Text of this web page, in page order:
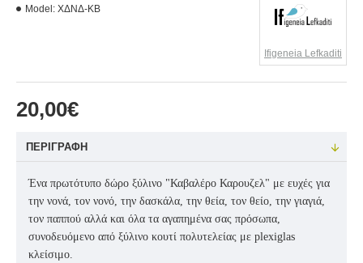
20,00€
Model: ΧΔΝΔ-ΚΒ
Ifigeneia Lefkaditi
ΠΕΡΙΓΡΑΦΉ
Ένα πρωτότυπο δώρο ξύλινο "Καβαλέρο Καρουζελ" με ευχές για
την νονά, τον νονό, την δασκάλα, την θεία, τον θείο, την γιαγιά,
τον παππού αλλά και όλα τα αγαπημένα σας πρόσωπα,
συνοδευόμενο από ξύλινο κουτί πολυτελείας με plexiglas
κλείσιμο.